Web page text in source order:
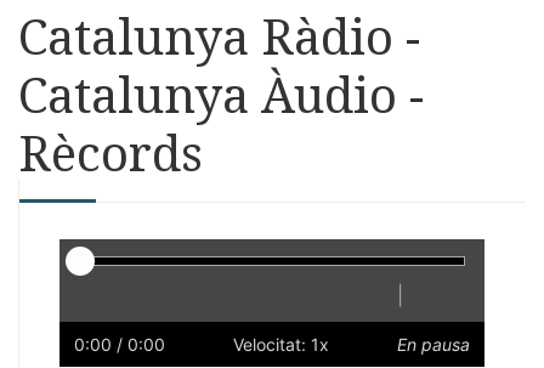
Catalunya Ràdio -
Catalunya Àudio -
Rècords
Reproductor
Lent
0:00 / 0:00 Velocitat: 1x En pausa